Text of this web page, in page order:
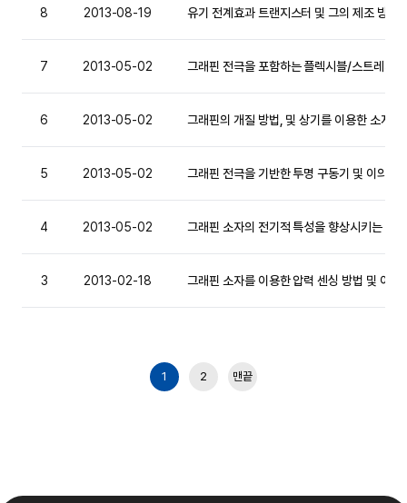
8 2013-08-19 유기 전계효과 트랜지스터 및 그의 제조 방법
7 2013-05-02 그래핀 전극을 포함하는 플렉시블/스트레처
6 2013-05-02 그래핀의 개질 방법, 및 상기를 이용한 소자
5 2013-05-02 그래핀 전극을 기반한 투명 구동기 및 이의 제
4 2013-05-02 그래핀 소자의 전기적 특성을 향상시키는 방
3 2013-02-18 그래핀 소자를 이용한 압력 센싱 방법 및 이에
1 2 맨끝